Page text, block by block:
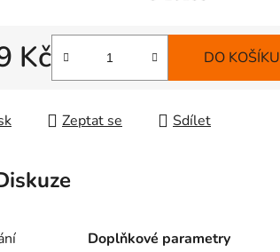
Kč
cena:
DO KOŠÍKU
Zeptat se Sdílet
Doplňkové parametry